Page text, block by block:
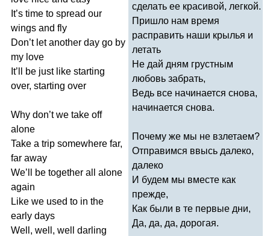
It’s time to spread our
wings and fly
Don’t let another day go by
my love
It’ be just like starting
over, starting over
Why don’t we take off
alone
Take a trip somewhere far,
far away
We’ be together all
alone
again
Like we used to in the
early days
Well , well , well darling
сделать ее красивой, легкой.
Пришло нам время
расправить наши крылья и
летать
Не дай дням грустным
любовь забрать,
Ведь все начинается снова,
начинается снова.
Почему же мы не взлетаем?
Отправимся ввысь далеко,
далеко
И будем мы вместе как
прежде,
Как были в те первые дни,
Да, да, да, дорогая.